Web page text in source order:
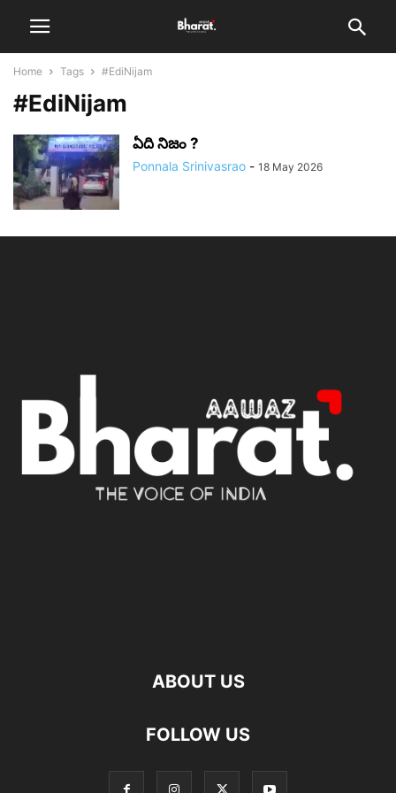
Home Tags #EdiNijam
#EdiNijam
ఏది నిజం ?
Ponnala Srinivasrao - 18 May 2026
ABOUT US
FOLLOW US